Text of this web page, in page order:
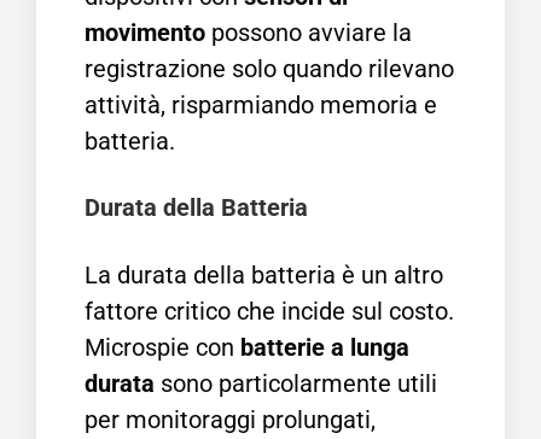
movimento possono avviare la
registrazione solo quando rilevano
attività, risparmiando memoria e
batteria.
Durata della Batteria
La durata della batteria è un altro
fattore critico che incide sul costo.
Microspie con batterie a lunga
durata sono particolarmente utili
per monitoraggi prolungati,